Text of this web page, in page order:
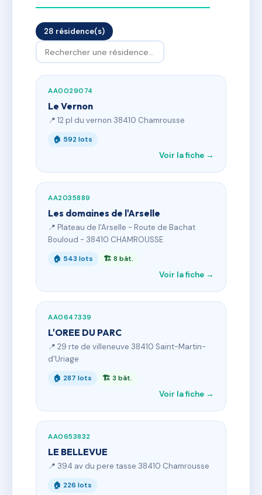
28 résidence(s)
AA0029074
Le Vernon
📍 12 pl du vernon 38410 Chamrousse
🏠 592 lots
Voir la fiche →
AA2035889
Les domaines de l'Arselle
📍 Plateau de l'Arselle - Route de Bachat
Bouloud - 38410 CHAMROUSSE
🏠 543 lots 🏗 8 bât.
Voir la fiche →
AA0647339
L'OREE DU PARC
📍 29 rte de villeneuve 38410 Saint-Martin-
d'Uriage
🏠 287 lots 🏗 3 bât.
Voir la fiche →
AA0653832
LE BELLEVUE
📍 394 av du pere tasse 38410 Chamrousse
🏠 226 lots